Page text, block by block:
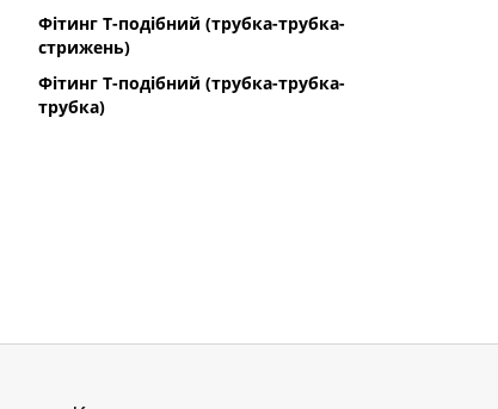
Фітинг Т-подібний (трубка-трубка-
стрижень)
Фітинг Т-подібний (трубка-трубка-
трубка)